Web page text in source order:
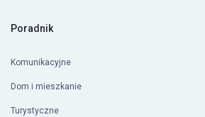
Poradnik
Komunikacyjne
Dom i mieszkanie
Turystyczne